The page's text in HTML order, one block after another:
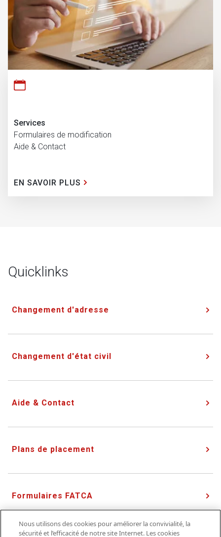
Services
Formulaires de modification
Aide & Contact
EN SAVOIR PLUS
Quicklinks
Changement d'adresse
Changement d'état civil
Aide & Contact
Plans de placement
Formulaires FATCA
Nous utilisons des cookies pour améliorer la convivialité, la
sécurité et l’efficacité de notre site Internet. Les cookies